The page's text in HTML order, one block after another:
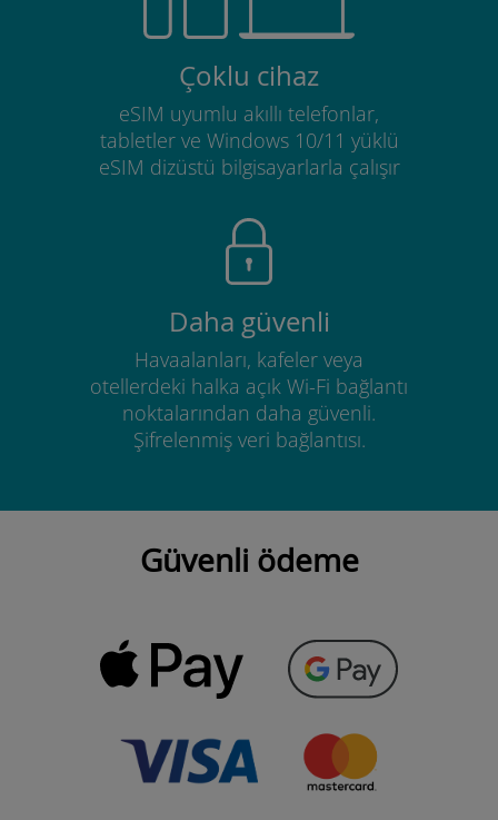
Çoklu cihaz
eSIM uyumlu akıllı telefonlar,
tabletler ve Windows 10/11 yüklü
eSIM dizüstü bilgisayarlarla çalışır
Daha güvenli
Havaalanları, kafeler veya
otellerdeki halka açık Wi-Fi bağlantı
noktalarından daha güvenli.
Şifrelenmiş veri bağlantısı.
Güvenli ödeme